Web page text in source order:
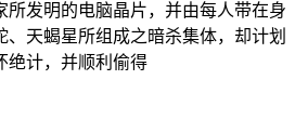
所发明的电脑晶片，并由每人带在身
、天蝎星所组成之暗杀集体，却计划
绝计，并顺利偷得